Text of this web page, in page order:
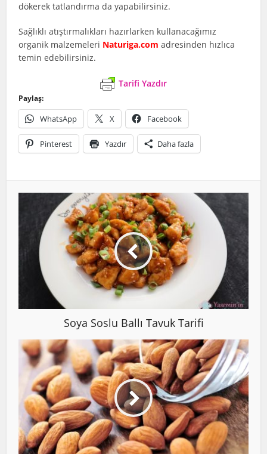
dökerek tatlandırma da yapabilirsiniz.
Sağlıklı atıştırmalıkları hazırlarken kullanacağımız
organik malzemeleri Naturiga.com adresinden hızlıca
temin edebilirsiniz.
Tarifi Yazdır
Paylaş:
WhatsApp X Facebook
Pinterest Yazdır Daha fazla
Soya Soslu Ballı Tavuk Tarifi